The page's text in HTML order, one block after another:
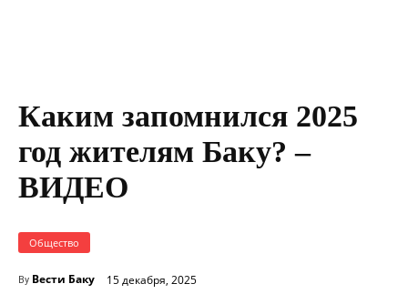
Каким запомнился 2025
год жителям Баку? –
ВИДЕО
Общество
By Вести Баку 15 декабря, 2025